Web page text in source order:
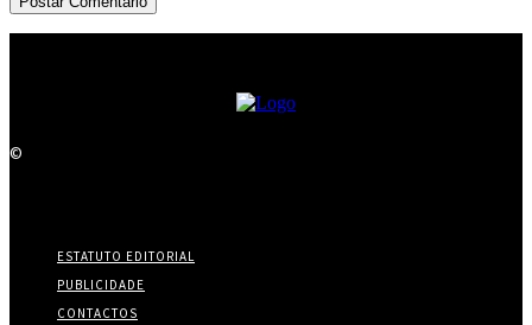
©
ESTATUTO EDITORIAL
PUBLICIDADE
CONTACTOS